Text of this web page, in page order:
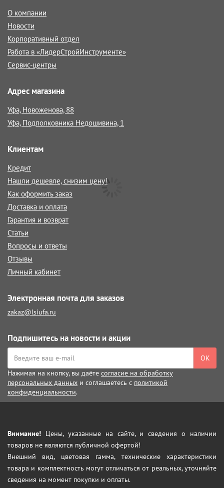
О компании
Новости
Корпоративный отдел
Работа в «ЛидерСтройИнструменте»
Сервис-центры
Адрес магазина
Уфа, Новоженова, 88
Уфа, Подполковника Недошивина, 1
Клиентам
Кредит
Нашли дешевле, снизим цену!
Как оформить заказ
Доставка и оплата
Гарантия и возврат
Статьи
Вопросы и ответы
Отзывы
Личный кабинет
Электронная почта для заказов
zakaz@lsiufa.ru
Подпишитесь на новости и акции
ОК
Нажимая на кнопку, вы даёте согласие на обработку
персональных данных и соглашаетесь с политикой
конфиденциальности.
Внимание! Цены, указанные на сайте, и сведения о наличии
товаров не являются публичной офертой!
Внешний вид, цветовая гамма, технические характеристики
товара и комплектность могут отличаться от реальных, уточняйте
сведения на момент покупки и оплаты.